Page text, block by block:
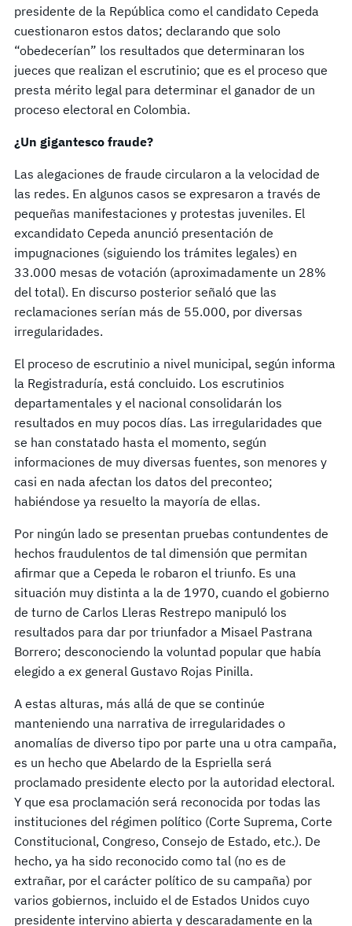
presidente de la República como el candidato Cepeda
cuestionaron estos datos; declarando que solo
“obedecerían” los resultados que determinaran los
jueces que realizan el escrutinio; que es el proceso que
presta mérito legal para determinar el ganador de un
proceso electoral en Colombia.
¿Un gigantesco fraude?
Las alegaciones de fraude circularon a la velocidad de
las redes. En algunos casos se expresaron a través de
pequeñas manifestaciones y protestas juveniles. El
excandidato Cepeda anunció presentación de
impugnaciones (siguiendo los trámites legales) en
33.000 mesas de votación (aproximadamente un 28%
del total). En discurso posterior señaló que las
reclamaciones serían más de 55.000, por diversas
irregularidades.
El proceso de escrutinio a nivel municipal, según informa
la Registraduría, está concluido. Los escrutinios
departamentales y el nacional consolidarán los
resultados en muy pocos días. Las irregularidades que
se han constatado hasta el momento, según
informaciones de muy diversas fuentes, son menores y
casi en nada afectan los datos del preconteo;
habiéndose ya resuelto la mayoría de ellas.
Por ningún lado se presentan pruebas contundentes de
hechos fraudulentos de tal dimensión que permitan
afirmar que a Cepeda le robaron el triunfo. Es una
situación muy distinta a la de 1970, cuando el gobierno
de turno de Carlos Lleras Restrepo manipuló los
resultados para dar por triunfador a Misael Pastrana
Borrero; desconociendo la voluntad popular que había
elegido a ex general Gustavo Rojas Pinilla.
A estas alturas, más allá de que se continúe
manteniendo una narrativa de irregularidades o
anomalías de diverso tipo por parte una u otra campaña,
es un hecho que Abelardo de la Espriella será
proclamado presidente electo por la autoridad electoral.
Y que esa proclamación será reconocida por todas las
instituciones del régimen político (Corte Suprema, Corte
Constitucional, Congreso, Consejo de Estado, etc.). De
hecho, ya ha sido reconocido como tal (no es de
extrañar, por el carácter político de su campaña) por
varios gobiernos, incluido el de Estados Unidos cuyo
presidente intervino abierta y descaradamente en la